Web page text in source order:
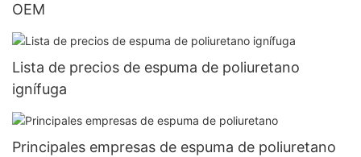
OEM
Lista de precios de espuma de poliuretano
ignífuga
Principales empresas de espuma de poliuretano